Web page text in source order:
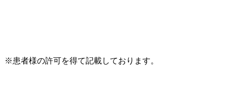
※患者様の許可を得て記載しております。